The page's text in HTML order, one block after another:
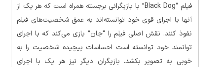
فیلم “Black Dog” با بازیگرانی برجسته همراه است که هر یک از
آنها با اجرای قوی خود توانسته‌اند به عمق شخصیت‌های فیلم
نفوذ کنند. نقش اصلی فیلم را “جان” بازی می‌کند که با اجرای
توانمند خود توانسته است احساسات پیچیده شخصیت را به
خوبی به تصویر بکشد. بازیگران دیگر نیز هر یک با اجرای